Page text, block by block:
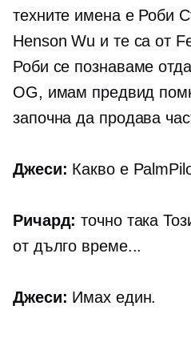
техните имена е Роби
Henson Wu и те са от
Роби се познаваме
OG, имам предвид
започна да продава
Джеси: Какво е
Ричард: точно така
от дълго време...
Джеси: Имах един.